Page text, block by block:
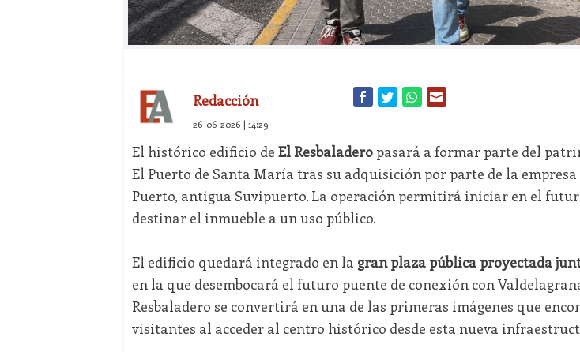
Redacción
26-06-2026 | 14:29
El histórico edificio de El Resbaladeropasará a formar parte del
El Puerto de Santa María tras su adquisición por parte de la
Puerto, antigua Suvipuerto. La operación permitirá iniciar en el
destinar el inmueble a un uso público.
El edificio quedará integrado en la gran plaza pública proyectada
en la que desembocará el futuro puente de conexión con
Resbaladero se convertirá en una de las primeras imágenes que
visitantes al acceder al centro histórico desde esta nueva